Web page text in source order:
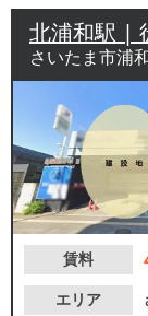
北浦和駅 |
さいたま市浦
賃料
エリア